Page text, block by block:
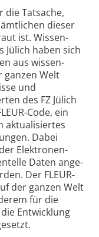
die Tatsache,
dieser
ist. Wissen­
Jülich haben sich
aus wissen­
ganzen Welt
und
des FZ Jülich
Code, ein
aktuali­siertes
Dabei
Elektronen­
Daten ange­
Der FLEUR-
der ganzen Welt
für die
Entwicklung